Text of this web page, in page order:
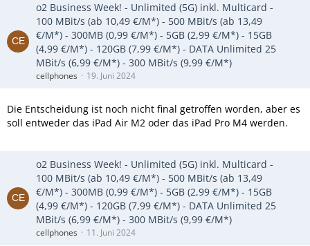
o2 Business Week! - Unlimited (5G) inkl. Multicard -
100 MBit/s (ab 10,49 €/M*) - 500 MBit/s (ab 13,49
€/M*) - 300MB (0,99 €/M*) - 5GB (2,99 €/M*) - 15GB
(4,99 €/M*) - 120GB (7,99 €/M*) - DATA Unlimited 25
MBit/s (6,99 €/M*) - 300 MBit/s (9,99 €/M*)
cellphones 19. Juni 2024
Die Entscheidung ist noch nicht final getroffen worden, aber es
soll entweder das iPad Air M2 oder das iPad Pro M4 werden.
o2 Business Week! - Unlimited (5G) inkl. Multicard -
100 MBit/s (ab 10,49 €/M*) - 500 MBit/s (ab 13,49
€/M*) - 300MB (0,99 €/M*) - 5GB (2,99 €/M*) - 15GB
(4,99 €/M*) - 120GB (7,99 €/M*) - DATA Unlimited 25
MBit/s (6,99 €/M*) - 300 MBit/s (9,99 €/M*)
cellphones 11. Juni 2024